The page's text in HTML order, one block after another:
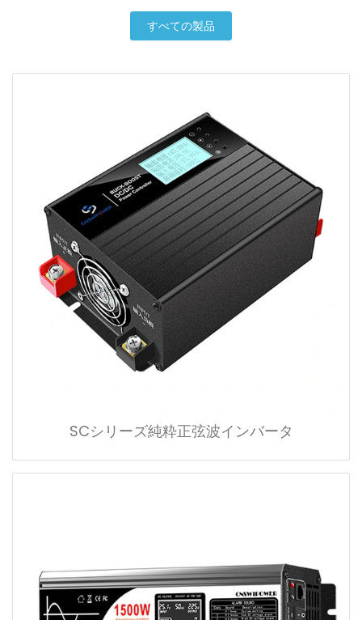
すべての製品
SCシリーズ純粋正弦波インバータ